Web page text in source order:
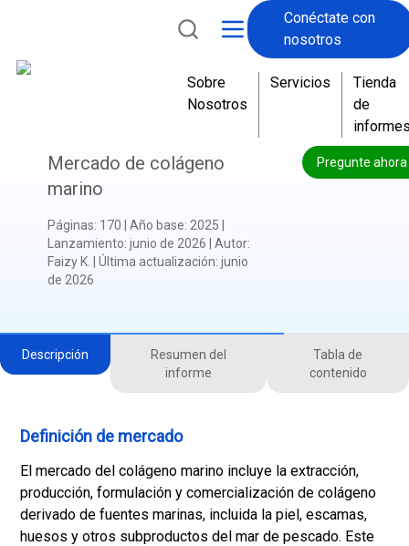
Conéctate con
nosotros
Sobre
Nosotros
Servicios
Tienda
de
Pregunte ahora
Mercado de colágeno
marino
Páginas: 170 Año base: 2025
Lanzamiento: junio de 2026 Autor:
Faizy K.
Última actualización: junio
de 2026
Descripción
Resumen del
informe
Tabla de
contenido
Definición de mercado
El mercado del colágeno marino incluye la extracción,
producción, formulación y comercialización de colágeno
derivado de fuentes marinas, incluida la piel, escamas,
huesos y otros subproductos del mar de pescado. Este